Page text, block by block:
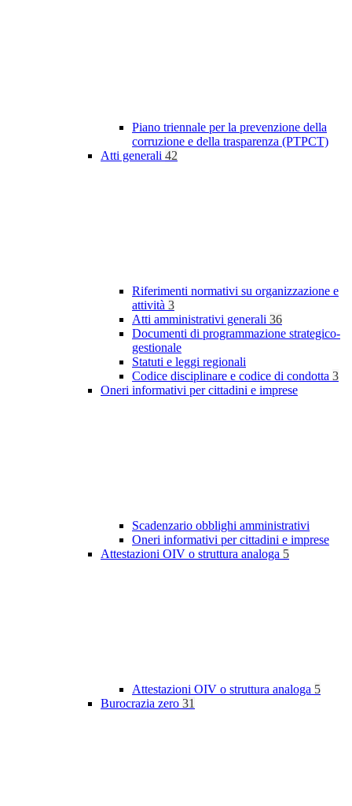
Piano triennale per la prevenzione della
corruzione e della trasparenza (PTPCT)
Atti generali 42
Riferimenti normativi su organizzazione e
attività 3
Atti amministrativi generali 36
Documenti di programmazione strategico-
gestionale
Statuti e leggi regionali
Codice disciplinare e codice di condotta 3
Oneri informativi per cittadini e imprese
Scadenzario obblighi amministrativi
Oneri informativi per cittadini e imprese
Attestazioni OIV o struttura analoga 5
Attestazioni OIV o struttura analoga 5
Burocrazia zero 31